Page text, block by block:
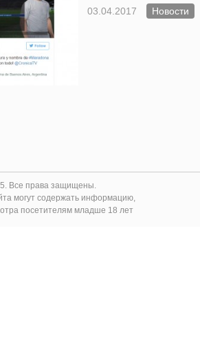
03.04.2017
Новости
Все права защищены.
могут содержать информацию,
посетителям младше 18 лет